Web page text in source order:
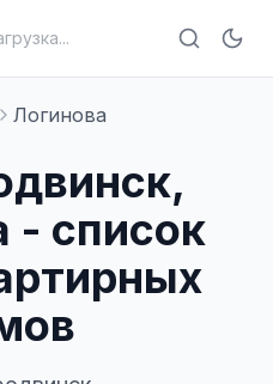
Логинова
- список